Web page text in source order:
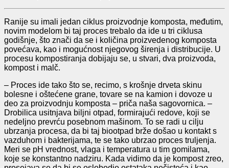
Ranije su imali jedan ciklus proizvodnje komposta, međutim,
novim modelom bi taj proces trebalo da ide u tri ciklusa
godišnje, što znači da se i količina proizvedenog komposta
povećava, kao i mogućnost njegovog širenja i distribucije. U
procesu kompostiranja dobijaju se, u stvari, dva proizvoda,
kompost i malč.
– Proces ide tako što se, recimo, s krošnje drveta skinu
bolesne i oštećene grane, tovare se na kamion i dovoze u
deo za proizvodnju komposta – priča naša sagovornica. –
Drobilica usitnjava biljni otpad, formirajući redove, koji se
nedeljno prevrću posebnom mašinom. To se radi u cilju
ubrzanja procesa, da bi taj biootpad brže došao u kontakt s
vazduhom i bakterijama, te se tako ubrzao proces truljenja.
Meri se pH vrednost, vlaga i temperatura u tim gomilama,
koje se konstantno nadziru. Kada vidimo da je kompost zreo,